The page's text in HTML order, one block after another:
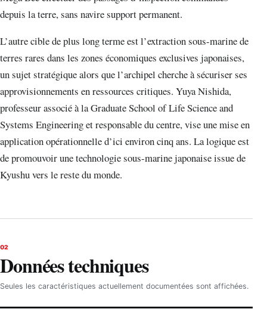
depuis la terre, sans navire support permanent.
L’autre cible de plus long terme est l’extraction sous-marine de
terres rares dans les zones économiques exclusives japonaises,
un sujet stratégique alors que l’archipel cherche à sécuriser ses
approvisionnements en ressources critiques. Yuya Nishida,
professeur associé à la Graduate School of Life Science and
Systems Engineering et responsable du centre, vise une mise en
application opérationnelle d’ici environ cinq ans. La logique est
de promouvoir une technologie sous-marine japonaise issue de
Kyushu vers le reste du monde.
02
Données techniques
Seules les caractéristiques actuellement documentées sont affichées.